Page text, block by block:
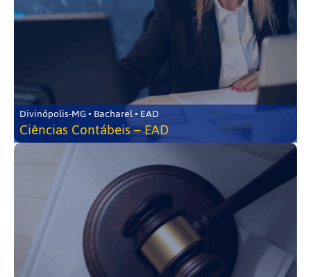
Divinópolis-MG • Bacharel • EAD
Ciências Contábeis – EAD